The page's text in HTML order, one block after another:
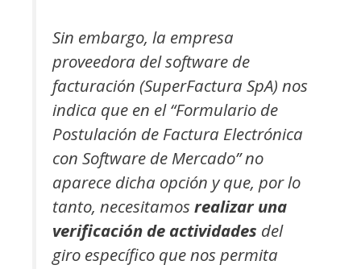
Sin embargo, la empresa
proveedora del software de
facturación (SuperFactura SpA) nos
indica que en el “Formulario de
Postulación de Factura Electrónica
con Software de Mercado” no
aparece dicha opción y que, por lo
tanto, necesitamos realizar una
verificación de actividades del
giro específico que nos permita